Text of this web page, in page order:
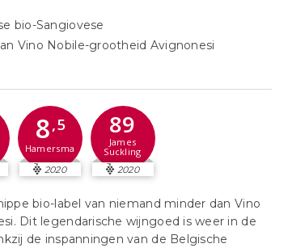
bio-Sangiovese
Vino Nobile-grootheid Avignonesi
8,5
Hamersma
2020
89
James
Suckling
2020
bio-label van niemand minder dan Vino
Dit legendarische wijngoed is weer in de
de inspanningen van de Belgische